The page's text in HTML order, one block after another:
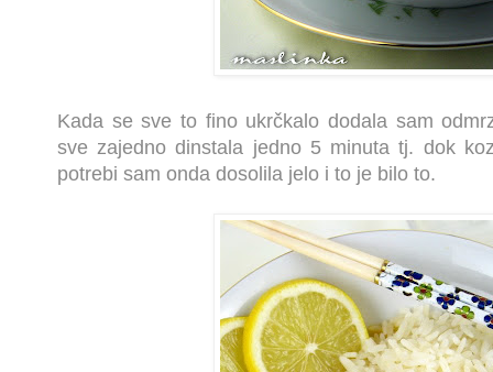
Kada se sve to fino ukrčkalo dodala sam
sve zajedno dinstala jedno 5 minuta tj. dok
potrebi sam onda dosolila jelo i to je bilo to.